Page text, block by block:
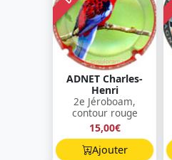
ADNET Charles-
Henri
2e Jéroboam,
contour rouge
15,00€
Ajouter